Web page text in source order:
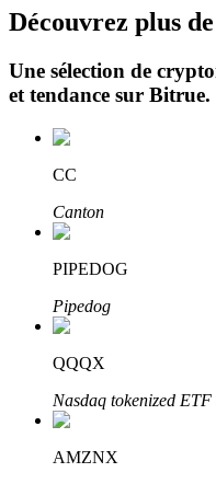
Investissement
Obtenez des bénéfices
Découvrez plus
Une sélection de
et tendance sur Bitrue.
CC
Canton
PIPEDOG
Pipedog
QQQX
Nasdaq tokenized ETF
AMZNX